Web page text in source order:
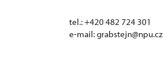
tel.: +420 482 724 301
e-mail: grabstejn@npu.cz